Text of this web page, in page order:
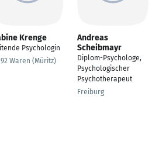
Krenge
Psychologin
Waren (Müritz)
Andreas
Scheibmayr
Diplom-Psychologe,
Psychologischer
Psychotherapeut
Freiburg